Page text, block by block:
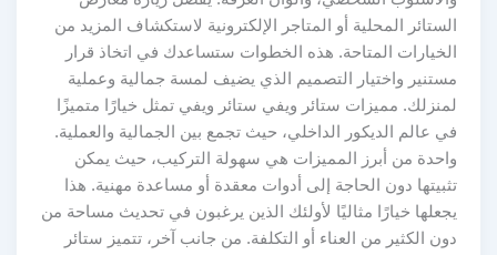
الستائر المحلية أو المتاجر الإلكترونية لاستكشاف المزيد من
الخيارات المتاحة. هذه الخطوات ستساعدك في اتخاذ قرار
مستنير واختيار التصميم الذي يضيف لمسة جمالية وعملية
لمنزلك. مميزات ستائر ويفي ستائر ويفي تمثل خيارًا متميزًا
في عالم الديكور الداخلي، حيث تجمع بين الجمالية والعملية.
واحدة من أبرز المميزات هي سهولة التركيب، حيث يمكن
تثبيتها دون الحاجة إلى أدوات معقدة أو مساعدة مهنية. هذا
يجعلها خيارًا مثاليًا لأولئك الذين يرغبون في تحديث مساحة من
دون الكثير من العناء أو التكلفة. من جانب آخر، تتميز ستائر